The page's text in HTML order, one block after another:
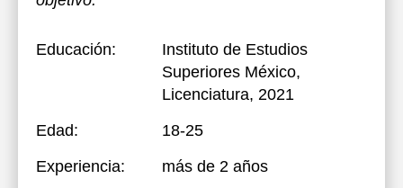
Educación:
Instituto de Estudios
Superiores México,
Licenciatura, 2021
Edad:
18-25
Experiencia:
más de 2 años